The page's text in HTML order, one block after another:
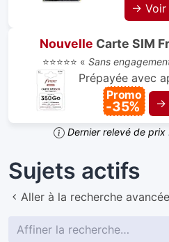
→ Voir
Nouvelle Carte SIM
⭐⭐⭐⭐⭐ « Sans
Prépayée avec
Promo
-35% →
Dernier relevé de prix
Sujets actifs
Aller à la recherche avancée